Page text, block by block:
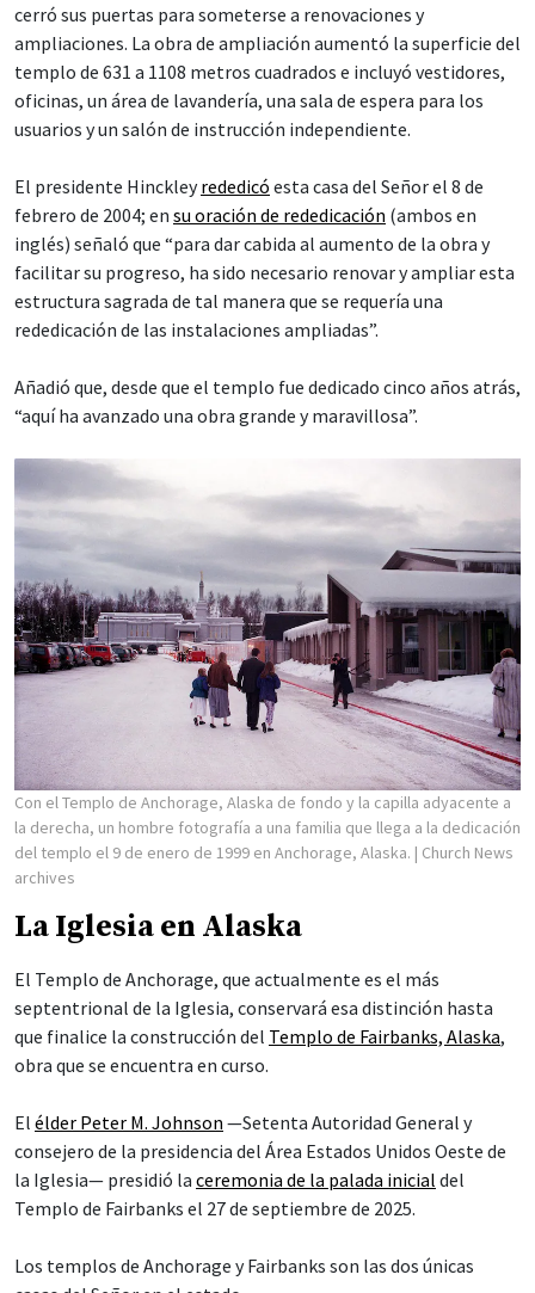
cerró sus puertas para someterse a renovaciones y
ampliaciones. La obra de ampliación aumentó la superficie del
templo de 631 a 1108 metros cuadrados e incluyó vestidores,
oficinas, un área de lavandería, una sala de espera para los
usuarios y un salón de instrucción independiente.
El presidente Hinckleyrededicó esta casa del Señor el 8 de
febrero de 2004; en su oración de rededicación (ambos en
inglés) señaló que “para dar cabida al aumento de la obra y
facilitar su progreso, ha sido necesario renovar y ampliar esta
estructura sagrada de tal manera que se requería una
rededicación de las instalaciones ampliadas”.
Añadió que, desde que el templo fue dedicado cinco años atrás,
“aquí ha avanzado una obra grande y maravillosa”.
Con el Templo de Anchorage, Alaska de fondo y la capilla adyacente a
la derecha, un hombre fotografía a una familia que llega a la dedicación
del templo el 9 de enero de 1999 en Anchorage, Alaska. | Church News
archives
La Iglesia en Alaska
El Templo de Anchorage, que actualmente es el más
septentrional de la Iglesia, conservará esa distinción hasta
que finalice la construcción del Templo de Fairbanks, Alaska,
obra que se encuentra en curso.
El élder Peter M. Johnson —Setenta Autoridad General y
consejero de la presidencia del Área Estados Unidos Oeste de
la Iglesia— presidió la ceremonia de la palada inicial del
Templo de Fairbanks el 27 de septiembre de 2025.
Los templos de Anchorage y Fairbanks son las dos únicas